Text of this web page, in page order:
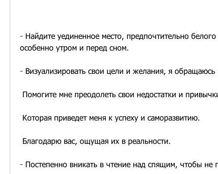
- Найдите уединенное место, предпочтительно
особенно утром и перед сном.
- Визуализировать свои цели и желания, я обращаюсь
Помогите мне преодолеть свои недостатки и
Которая приведет меня к успеху и саморазвитию.
Благодарю вас, ощущая их в реальности.
- Постепенно вникать в чтение над спящим, чтобы не